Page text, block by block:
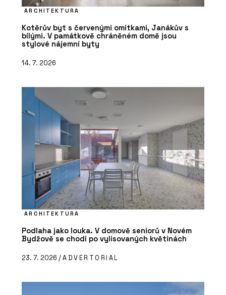
ARCHITEKTURA
Kotěrův byt s červenými omítkami, Janákův s
bílými. V památkově chráněném domě jsou
stylové nájemní byty
14. 7. 2026
ARCHITEKTURA
Podlaha jako louka. V domově seniorů v Novém
Bydžově se chodí po vylisovaných květinách
23. 7. 2026 /ADVERTORIAL